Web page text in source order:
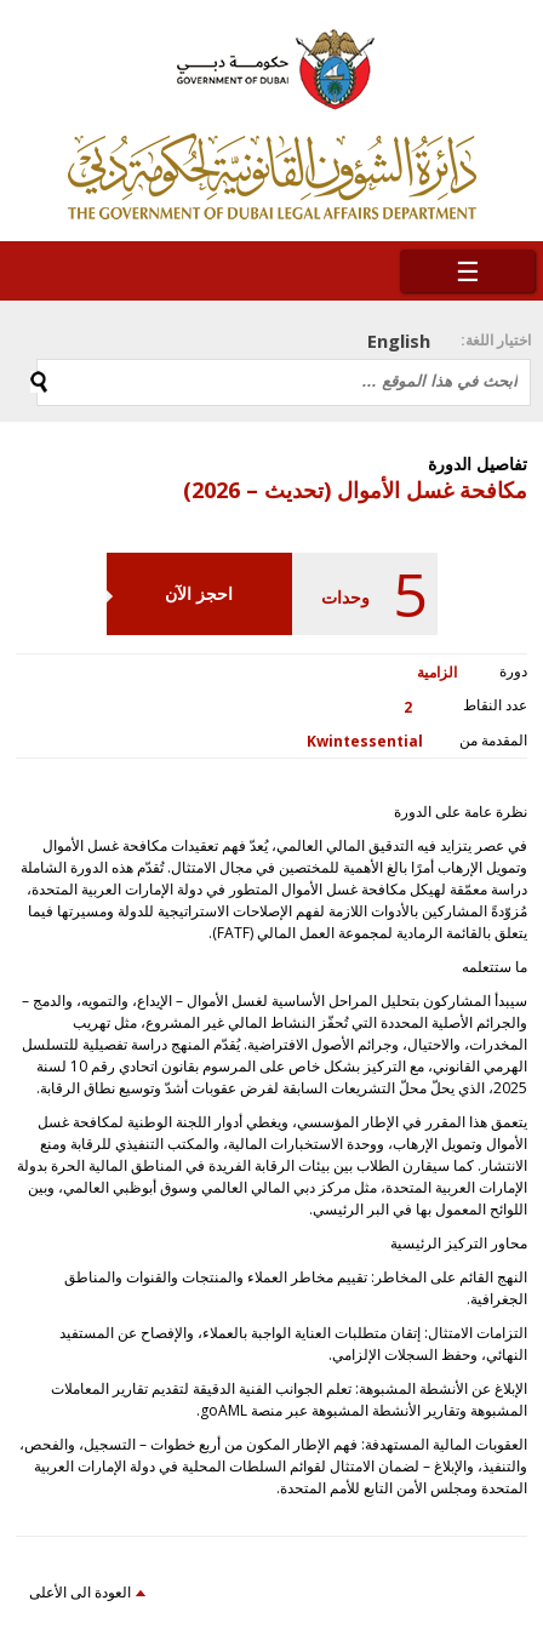
☰
اختيار اللغة: English
تفاصيل الدورة
مكافحة غسل الأموال (تحديث – 2026)
5 وحدات احجز الآن
دورة
الزامية
عدد النقاط
2
المقدمة من
Kwintessential
نظرة عامة على الدورة
في عصر يتزايد فيه التدقيق المالي العالمي، يُعدّ فهم تعقيدات مكافحة غسل الأموال
وتمويل الإرهاب أمرًا بالغ الأهمية للمختصين في مجال الامتثال. تُقدّم هذه الدورة الشاملة
دراسة معمّقة لهيكل مكافحة غسل الأموال المتطور في دولة الإمارات العربية المتحدة،
مُزوّدةً المشاركين بالأدوات اللازمة لفهم الإصلاحات الاستراتيجية للدولة ومسيرتها فيما
يتعلق بالقائمة الرمادية لمجموعة العمل المالي (FATF).
ما ستتعلمه
سيبدأ المشاركون بتحليل المراحل الأساسية لغسل الأموال – الإيداع، والتمويه، والدمج –
والجرائم الأصلية المحددة التي تُحفّز النشاط المالي غير المشروع، مثل تهريب
المخدرات، والاحتيال، وجرائم الأصول الافتراضية. يُقدّم المنهج دراسة تفصيلية للتسلسل
الهرمي القانوني، مع التركيز بشكل خاص على المرسوم بقانون اتحادي رقم 10 لسنة
2025، الذي يحلّ محلّ التشريعات السابقة لفرض عقوبات أشدّ وتوسيع نطاق الرقابة.
يتعمق هذا المقرر في الإطار المؤسسي، ويغطي أدوار اللجنة الوطنية لمكافحة غسل
الأموال وتمويل الإرهاب، ووحدة الاستخبارات المالية، والمكتب التنفيذي للرقابة ومنع
الانتشار. كما سيقارن الطلاب بين بيئات الرقابة الفريدة في المناطق المالية الحرة بدولة
الإمارات العربية المتحدة، مثل مركز دبي المالي العالمي وسوق أبوظبي العالمي، وبين
اللوائح المعمول بها في البر الرئيسي.
محاور التركيز الرئيسية
النهج القائم على المخاطر: تقييم مخاطر العملاء والمنتجات والقنوات والمناطق
الجغرافية.
التزامات الامتثال: إتقان متطلبات العناية الواجبة بالعملاء، والإفصاح عن المستفيد
النهائي، وحفظ السجلات الإلزامي.
الإبلاغ عن الأنشطة المشبوهة: تعلم الجوانب الفنية الدقيقة لتقديم تقارير المعاملات
المشبوهة وتقارير الأنشطة المشبوهة عبر منصة goAML.
العقوبات المالية المستهدفة: فهم الإطار المكون من أربع خطوات – التسجيل، والفحص،
والتنفيذ، والإبلاغ – لضمان الامتثال لقوائم السلطات المحلية في دولة الإمارات العربية
المتحدة ومجلس الأمن التابع للأمم المتحدة.
العودة الى الأعلى